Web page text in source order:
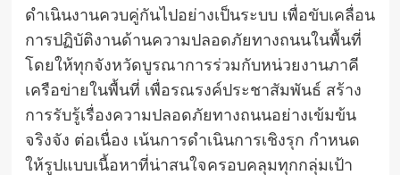
ดำเนินงานควบคู่กันไปอย่างเป็นระบบ เพื่อขับเคลื่อน
การปฏิบัติงานด้านความปลอดภัยทางถนนในพื้นที่
โดยให้ทุกจังหวัดบูรณาการร่วมกับหน่วยงานภาคี
เครือข่ายในพื้นที่ เพื่อรณรงค์ประชาสัมพันธ์ สร้าง
การรับรู้เรื่องความปลอดภัยทางถนนอย่างเข้มข้น
จริงจัง ต่อเนื่อง เน้นการดำเนินการเชิงรุก กำหนด
ให้รูปแบบเนื้อหาที่น่าสนใจครอบคลุมทุกกลุ่มเป้า